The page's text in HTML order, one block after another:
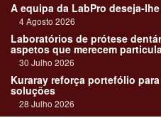
A equipa da LabPro deseja-
4 Agosto 2026
Laboratórios de prótese
aspetos que merecem
30 Julho 2026
Kuraray reforça portefólio
soluções
28 Julho 2026
"Devemos encarar cada caso